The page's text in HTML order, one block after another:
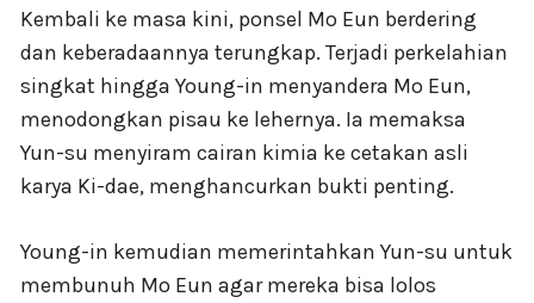
Kembali ke masa kini, ponsel Mo Eun berdering
dan keberadaannya terungkap. Terjadi perkelahian
singkat hingga Young-in menyandera Mo Eun,
menodongkan pisau ke lehernya. Ia memaksa
Yun-su menyiram cairan kimia ke cetakan asli
karya Ki-dae, menghancurkan bukti penting.
Young-in kemudian memerintahkan Yun-su untuk
membunuh Mo Eun agar mereka bisa lolos